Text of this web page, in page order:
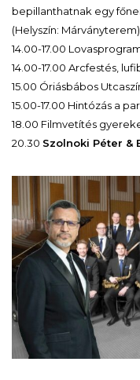
bepillanthatnak egy
(Helyszín: Márványterem)
14.00-17.00
14.00-17.00 Arcfestés,
15.00 Óriásbábos
15.00-17.00 Hintózás a
18.00 Filmvetítés
20.30 Szolnoki Péter &